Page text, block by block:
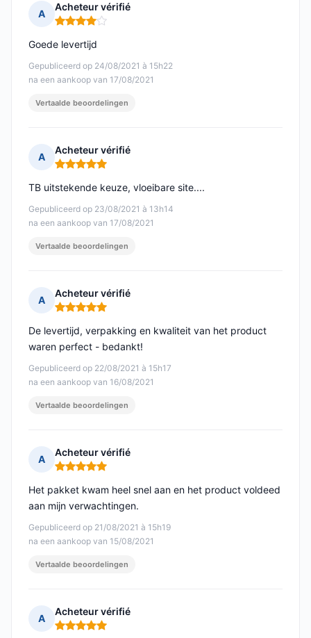
A
Acheteur vérifié
Opmerking: 4 van 5
Gepubliceerd op 24/08/2021 à 15h22
na een aankoop van 17/08/2021
Goede levertijd
Vertaalde beoordelingen
A
Acheteur vérifié
Opmerking: 5 van 5
Gepubliceerd op 23/08/2021 à 13h14
na een aankoop van 17/08/2021
TB uitstekende keuze, vloeibare site....
Vertaalde beoordelingen
A
Acheteur vérifié
Opmerking: 5 van 5
Gepubliceerd op 22/08/2021 à 15h17
na een aankoop van 16/08/2021
De levertijd, verpakking en kwaliteit van het product
waren perfect - bedankt!
Vertaalde beoordelingen
A
Acheteur vérifié
Opmerking: 5 van 5
Gepubliceerd op 21/08/2021 à 15h19
na een aankoop van 15/08/2021
Het pakket kwam heel snel aan en het product voldeed
aan mijn verwachtingen.
Vertaalde beoordelingen
A
Acheteur vérifié
Opmerking: 5 van 5